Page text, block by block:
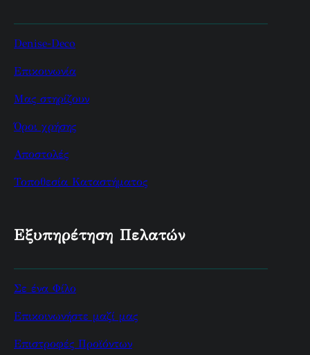
Denise-Deco
Επικοινωνία
Μας στηρίζουν
Όροι χρήσης
Αποστολές
Τοποθεσία Καταστήματος
Εξυπηρέτηση Πελατών
Σε ένα Φίλο
Επικοινωνήστε μαζί μας
Επιστροφές Προϊόντων